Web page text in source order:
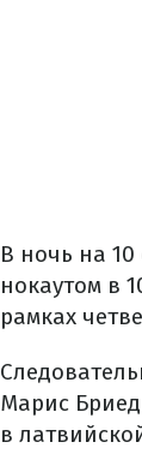
В ночь на 10
нокаутом в
рамках
Марис
в